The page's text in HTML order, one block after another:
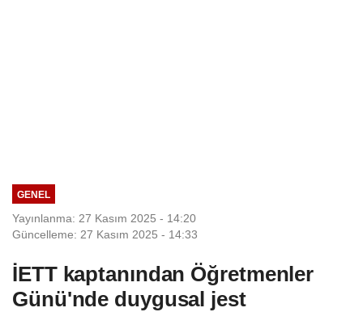
GENEL
Yayınlanma: 27 Kasım 2025 - 14:20
Güncelleme: 27 Kasım 2025 - 14:33
İETT kaptanından Öğretmenler
Günü'nde duygusal jest